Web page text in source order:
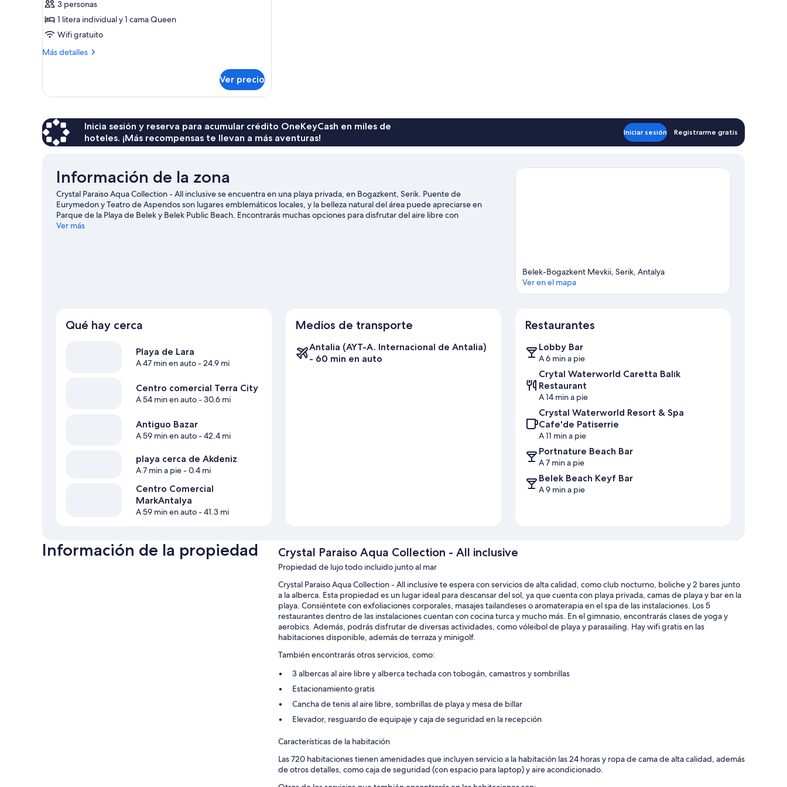
3 personas
1 litera individual y 1 cama Queen
Wifi gratuito
Más detalles
Más
Room
Bed
Ver precio
Inicia sesión y reserva para acumular crédito OneKeyCash en miles de
hoteles. ¡Más recompensas te llevan a más aventuras!
Iniciar sesión Registrarme gratis
Información de la zona
Crystal Paraiso Aqua Collection - All inclusive se encuentra en una playa privada, en Bogazkent, Serik. Puente de
Eurymedon y Teatro de Aspendos son lugares emblemáticos locales, y la belleza natural del área puede apreciarse en
Parque de la Playa de Belek y Belek Public Beach. Encontrarás muchas opciones para disfrutar del aire libre con
actividades como windsurf y golf, entre otras.
Ver más
Belek-Bogazkent Mevkii, Serik, Antalya
Ver en el mapa
Qué hay cerca
Playa de Lara
A 47 min en auto- 24.9 mi
Centro comercial Terra City
A 54 min en auto- 30.6 mi
Antiguo Bazar
A 59 min en auto- 42.4 mi
playa cerca de Akdeniz
A 7 min a pie- 0.4 mi
Centro Comercial
MarkAntalya
A 59 min en auto- 41.3 mi
Medios de transporte
Antalia (AYT-A. Internacional de Antalia)
- 60 min en auto
Restaurantes
Lobby Bar
A 6 min a pie
Crytal Waterworld Caretta Balık
Restaurant
A 14 min a pie
Crystal Waterworld Resort & Spa
Cafe'de Patiserrie
A 11 min a pie
Portnature Beach Bar
A 7 min a pie
Belek Beach Keyf Bar
A 9 min a pie
Información de la propiedad Crystal Paraiso Aqua Collection - All inclusive
Propiedad de lujo todo incluido junto al mar
Crystal Paraiso Aqua Collection - All inclusive te espera con servicios de alta calidad, como club nocturno, boliche y 2 bares junto
a la alberca. Esta propiedad es un lugar ideal para descansar del sol, ya que cuenta con playa privada, camas de playa y bar en la
playa. Consiéntete con exfoliaciones corporales, masajes tailandeses o aromaterapia en el spa de las instalaciones. Los 5
restaurantes dentro de las instalaciones cuentan con cocina turca y mucho más. En el gimnasio, encontrarás clases de yoga y
aerobics. Además, podrás disfrutar de diversas actividades, como vóleibol de playa y parasailing. Hay wifi gratis en las
habitaciones disponible, además de terraza y minigolf.
También encontrarás otros servicios, como:
3 albercas al aire libre y alberca techada con tobogán, camastros y sombrillas
Estacionamiento gratis
Cancha de tenis al aire libre, sombrillas de playa y mesa de billar
Elevador, resguardo de equipaje y caja de seguridad en la recepción
Características de la habitación
Las 720 habitaciones tienen amenidades que incluyen servicio a la habitación las 24 horas y ropa de cama de alta calidad, además
de otros detalles, como caja de seguridad (con espacio para laptop) y aire acondicionado.